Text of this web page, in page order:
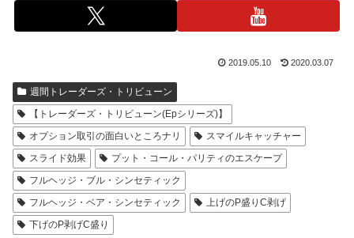
2019.05.10 2020.03.07
週間トレーダーズ・トリビューン
【トレーダーズ・トリビューン(Epシリーズ)】
オプション取引の面白いところナリ
スマイルキャッチャー
スライド効果
プット・コール・パリティのエスケープ
フルヘッジ・ブル・シンセティック
フルヘッジ・ベア・シンセティック
上げのP盛りC剥げ
下げのP剥げC盛り